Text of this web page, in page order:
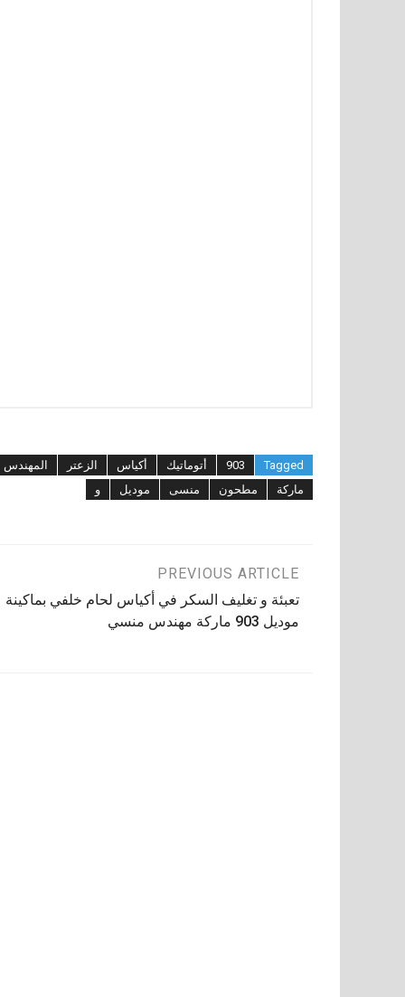
Tagged
903 أتوماتيك أكياس الزعتر المهندس
ماركة
مطحون منسى موديل و
تصفّح
المقالات
PREVIOUS ARTICLE
تعبئة و تغليف السكر في أكياس لحام خلفي بماكينة
موديل 903 ماركة مهندس منسي